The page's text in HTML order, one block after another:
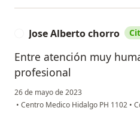
Jose Alberto chorro
Entre atención muy
profesional
26 de mayo de 2023
• Centro Medico Hidalgo PH 1102 •